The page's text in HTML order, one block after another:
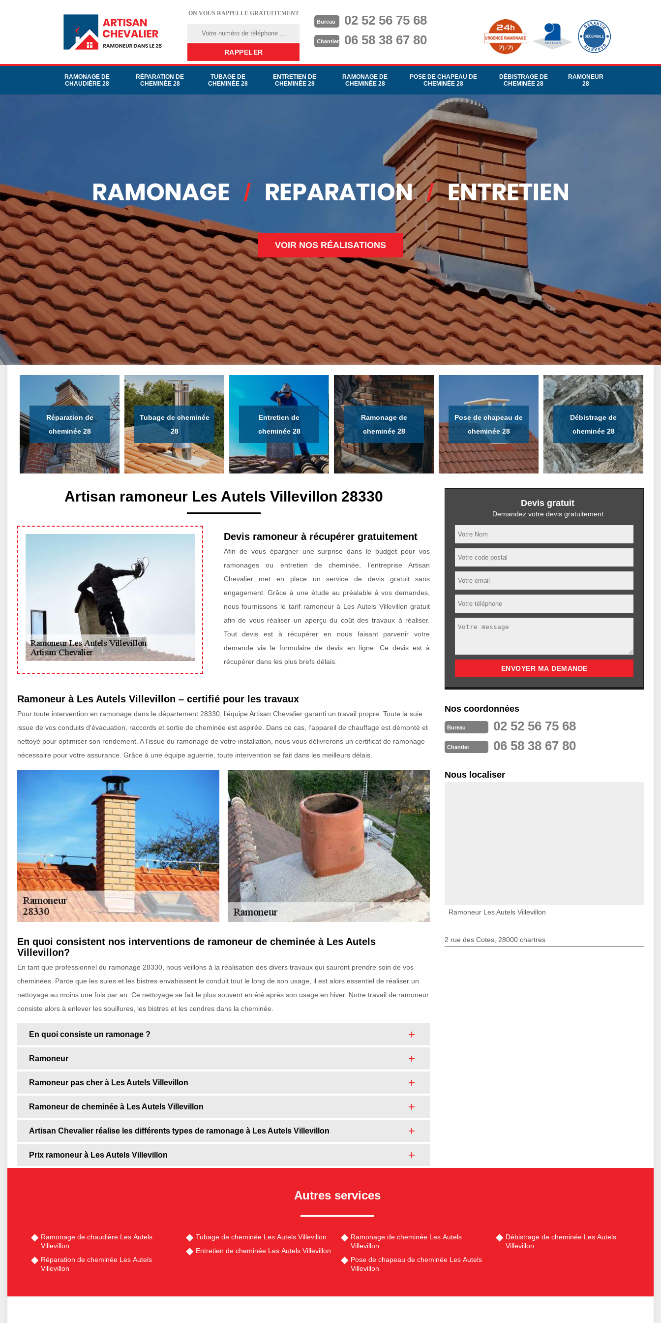
ON VOUS RAPPELLE GRATUITEMENT
Bureau 02 52 56 75 68
Chantier 06 58 38 67 80
RAMONAGE DE
CHAUDIÈRE 28
RÉPARATION DE
CHEMINÉE 28
TUBAGE DE
CHEMINÉE 28
ENTRETIEN DE
CHEMINÉE 28
RAMONAGE DE
CHEMINÉE 28
POSE DE CHAPEAU DE
CHEMINÉE 28
DÉBISTRAGE DE
CHEMINÉE 28
RAMONEUR
28
VOIR NOS RÉALISATIONS
Réparation de
cheminée 28
Tubage de cheminée
28
Entretien de
cheminée 28
Ramonage de
cheminée 28
Pose de chapeau de
cheminée 28
Débistrage de
cheminée 28
Artisan ramoneur Les Autels Villevillon 28330
Devis ramoneur à récupérer gratuitement
Afin de vous épargner une surprise dans le budget pour vos
ramonages ou entretien de cheminée, l’entreprise Artisan
Chevalier met en place un service de devis gratuit sans
engagement. Grâce à une étude au préalable à vos demandes,
nous fournissons le tarif ramoneur à Les Autels Villevillon gratuit
afin de vous réaliser un aperçu du coût des travaux à réaliser.
Tout devis est à récupérer en nous faisant parvenir votre
demande via le formulaire de devis en ligne. Ce devis est à
récupérer dans les plus brefs délais.
Ramoneur à Les Autels Villevillon – certifié pour les travaux
Pour toute intervention en ramonage dans le département 28330, l’équipe Artisan Chevalier garanti un travail propre. Toute la suie
issue de vos conduits d'évacuation, raccords et sortie de cheminée est aspirée. Dans ce cas, l’appareil de chauffage est démonté et
nettoyé pour optimiser son rendement. A l’issue du ramonage de votre installation, nous vous délivrerons un certificat de ramonage
nécessaire pour votre assurance. Grâce à une équipe aguerrie, toute intervention se fait dans les meilleurs délais.
En quoi consistent nos interventions de ramoneur de cheminée à Les Autels
Villevillon?
En tant que professionnel du ramonage 28330, nous veillons à la réalisation des divers travaux qui sauront prendre soin de vos
cheminées. Parce que les suies et les bistres envahissent le conduit tout le long de son usage, il est alors essentiel de réaliser un
nettoyage au moins une fois par an. Ce nettoyage se fait le plus souvent en été après son usage en hiver. Notre travail de ramoneur
consiste alors à enlever les souillures, les bistres et les cendres dans la cheminée.
En quoi consiste un ramonage ?
Ramoneur
Ramoneur pas cher à Les Autels Villevillon
Ramoneur de cheminée à Les Autels Villevillon
Artisan Chevalier réalise les différents types de ramonage à Les Autels Villevillon
Prix ramoneur à Les Autels Villevillon
Devis gratuit
Demandez votre devis gratuitement
Nos coordonnées
Bureau 02 52 56 75 68
Chantier 06 58 38 67 80
Nous localiser
Ramoneur Les Autels Villevillon
2 rue des Cotes, 28000 chartres
Autres services
Ramonage de chaudière Les Autels
Villevillon
Réparation de cheminée Les Autels
Villevillon
Tubage de cheminée Les Autels Villevillon
Entretien de cheminée Les Autels Villevillon
Ramonage de cheminée Les Autels
Villevillon
Pose de chapeau de cheminée Les Autels
Villevillon
Débistrage de cheminée Les Autels
Villevillon